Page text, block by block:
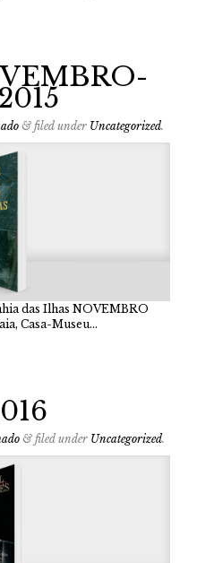
& filed under Uncategorized.
das Ilhas NOVEMBRO
Casa-Museu…
& filed under Uncategorized.